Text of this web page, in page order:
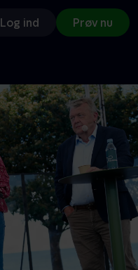
Log ind Prøv nu